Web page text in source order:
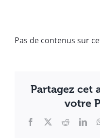
Pas de contenus sur
Partagez cet
votre
Facebook
X Reddit